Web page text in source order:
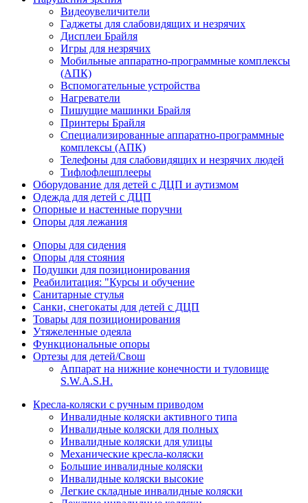
Видеоувеличители
Гаджеты для слабовидящих и незрячих
Дисплеи Брайля
Игры для незрячих
Мобильные аппаратно-программные комплексы
(АПК)
Вспомогательные устройства
Нагреватели
Пишущие машинки Брайля
Принтеры Брайля
Специализированные аппаратно-программные
комплексы (АПК)
Телефоны для слабовидящих и незрячих людей
Тифлофлешплееры
Оборудование для детей с ДЦП и аутизмом
Одежда для детей с ДЦП
Опорные и настенные поручни
Опоры для лежания
Опоры для сидения
Опоры для стояния
Подушки для позиционирования
Реабилитация: "Курсы и обучение
Санитарные стулья
Санки, снегокаты для детей с ДЦП
Товары для позиционирования
Утяжеленные одеяла
Функциональные опоры
Ортезы для детей/Свош
Аппарат на нижние конечности и туловище
S.W.A.S.H.
Кресла-коляски с ручным приводом
Инвалидные коляски активного типа
Инвалидные коляски для полных
Инвалидные коляски для улицы
Механические кресла-коляски
Большие инвалидные коляски
Инвалидные коляски высокие
Легкие складные инвалидные коляски